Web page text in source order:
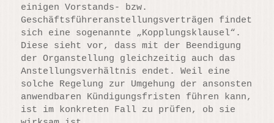
einigen Vorstands- bzw.
Geschäftsführeranstellungsverträgen findet
sich eine sogenannte „Kopplungsklausel“.
Diese sieht vor, dass mit der Beendigung
der Organstellung gleichzeitig auch das
Anstellungsverhältnis endet. Weil eine
solche Regelung zur Umgehung der ansonsten
anwendbaren Kündigungsfristen führen kann,
ist im konkreten Fall zu prüfen, ob sie